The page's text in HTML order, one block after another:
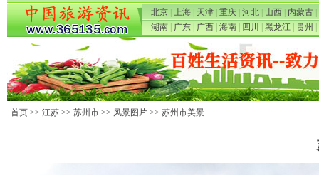
北京 上海 天津 重庆 河北 山西 内蒙古
湖南
广东 广西 海南 四川 黑龙江 贵州
首页 >> 江苏 >> 苏州市 >> 风景图片 >> 苏州市美景